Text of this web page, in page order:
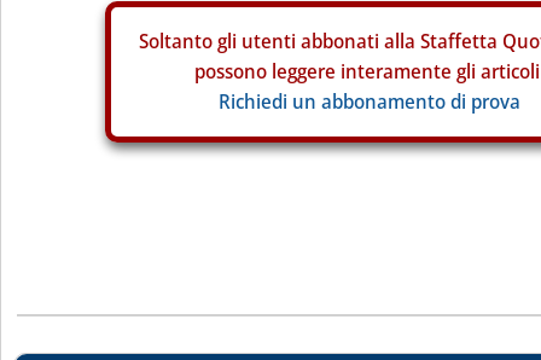
Soltanto gli utenti abbonati alla Staffetta
possono leggere interamente gli
Richiedi un abbonamento di prova